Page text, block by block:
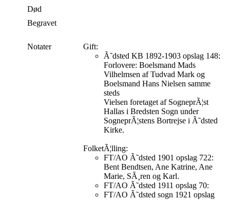
Død
Begravet
Notater
Gift:
Ã˜dsted KB 1892-1903 opslag 148:
Forlovere: Boelsmand Mads
Vilhelmsen af Tudvad Mark og
Boelsmand Hans Nielsen samme
steds
Vielsen foretaget af SogneprÃ¦st
Hallas i Bredsten Sogn under
SogneprÃ¦stens Bortrejse i Ã˜dsted
Kirke.
FolketÃ¦lling:
FT/AO Ã˜dsted 1901 opslag 722:
Bent Bendtsen, Ane Katrine, Ane
Marie, SÃ¸ren og Karl.
FT/AO Ã˜dsted 1911 opslag 70:
FT/AO Ã˜dsted sogn 1921 opslag